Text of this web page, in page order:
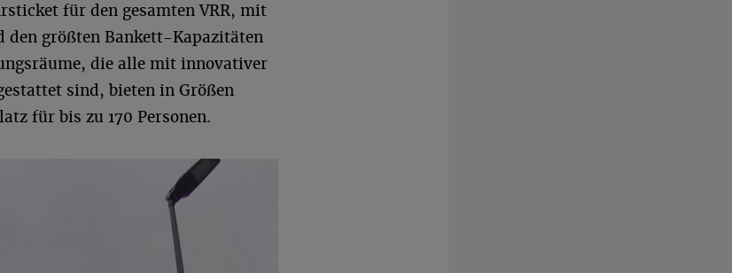
für den gesamten VRR, mit
den größten Bankett-Kapazitäten
die alle mit innovativer
sind, bieten in Größen
für bis zu 170 Personen.